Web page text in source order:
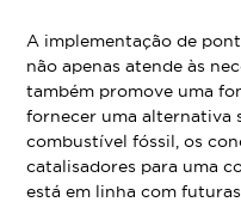
A implementação de
não apenas atende às
também promove uma
fornecer uma alternativa
combustível fóssil, os
catalisadores para uma
está em linha com